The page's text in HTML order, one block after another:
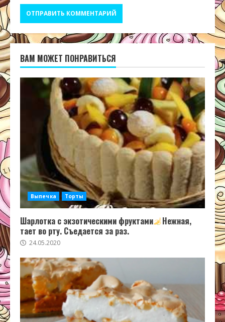
ВАМ МОЖЕТ ПОНРАВИТЬСЯ
Выпечка Торты
Шарлотка с экзотическими фруктами
Нежная,
тает во рту. Съедается за раз.
24.05.2020